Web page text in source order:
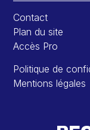
Contact
Plan du site
Accès Pro
Politique de
Mentions légales